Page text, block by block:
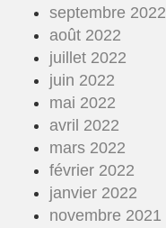
septembre 2022
août 2022
juillet 2022
juin 2022
mai 2022
avril 2022
mars 2022
février 2022
janvier 2022
novembre 2021